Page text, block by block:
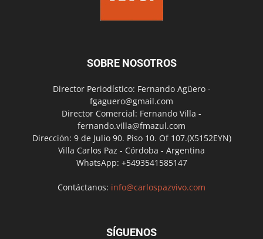
SOBRE NOSOTROS
Director Periodístico: Fernando Agüero -
fgaguero@gmail.com
Director Comercial: Fernando Villa -
fernando.villa@fmazul.com
Dirección: 9 de Julio 90. Piso 10. Of 107.(X5152EYN)
Villa Carlos Paz - Córdoba - Argentina
WhatsApp: +5493541585147
Contáctanos: info@carlospazvivo.com
SÍGUENOS